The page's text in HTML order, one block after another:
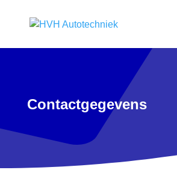
Contactgegevens